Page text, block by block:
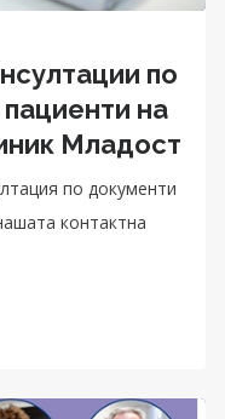
по
на
Младост
по документи
контактна